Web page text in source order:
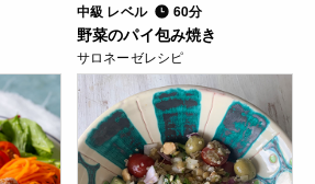
中級 レベル 60分
野菜のパイ包み焼き
サロネーゼレシピ